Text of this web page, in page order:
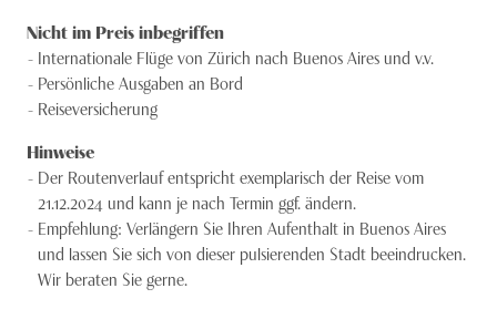
Nicht im Preis inbegriffen
Internationale Flüge von Zürich nach Buenos Aires und v.v.
Persönliche Ausgaben an Bord
Reiseversicherung
Hinweise
Der Routenverlauf entspricht exemplarisch der Reise vom
21.12.2024 und kann je nach Termin ggf. ändern.
Empfehlung: Verlängern Sie Ihren Aufenthalt in Buenos Aires
und lassen Sie sich von dieser pulsierenden Stadt beeindrucken.
Wir beraten Sie gerne.